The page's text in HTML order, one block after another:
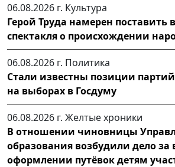
06.08.2026 г. Культура
Герой Труда намерен поставить
спектакля о происхождении
06.08.2026 г. Политика
Стали известны позиции
на выборах в Госдуму
06.08.2026 г. Желтые хроники
В отношении чиновницы
образования возбудили дело за
оформлении путёвок детям